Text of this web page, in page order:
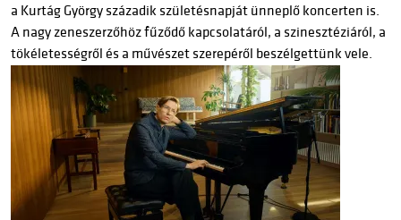
a Kurtág György századik születésnapját ünneplő koncerten is.
A nagy zeneszerzőhöz fűződő kapcsolatáról, a szinesztéziáról, a
tökéletességről és a művészet szerepéről beszélgettünk vele.